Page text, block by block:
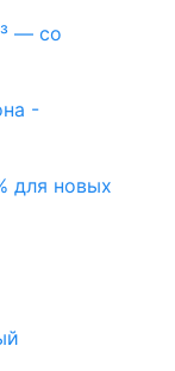
— со
-
для новых